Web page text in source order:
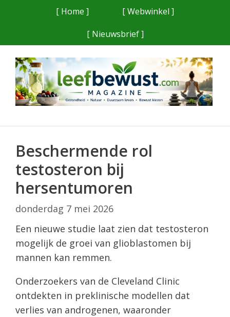
[ Home ]
[ Webwinkel ]
[ Nieuwsbrief ]
Beschermende rol
testosteron bij
hersentumoren
donderdag 7 mei 2026
Een nieuwe studie laat zien dat testosteron
mogelijk de groei van glioblastomen bij
mannen kan remmen.
Onderzoekers van de Cleveland Clinic
ontdekten in preklinische modellen dat
verlies van androgenen, waaronder